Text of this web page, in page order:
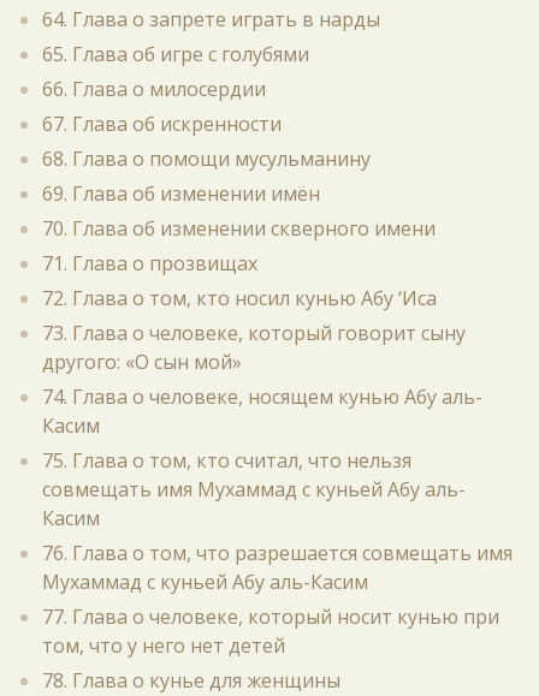
64. Глава о запрете играть в нарды
65. Глава об игре с голубями
66. Глава о милосердии
67. Глава об искренности
68. Глава о помощи мусульманину
69. Глава об изменении имён
70. Глава об изменении скверного имени
71. Глава о прозвищах
72. Глава о том, кто носил кунью Абу ‘Иса
73. Глава о человеке, который говорит сыну
другого: «О сын мой»
74. Глава о человеке, носящем кунью Абу аль-
Касим
75. Глава о том, кто считал, что нельзя
совмещать имя Мухаммад с куньей Абу аль-
Касим
76. Глава о том, что разрешается совмещать имя
Мухаммад с куньей Абу аль-Касим
77. Глава о человеке, который носит кунью при
том, что у него нет детей
78. Глава о кунье для женщины